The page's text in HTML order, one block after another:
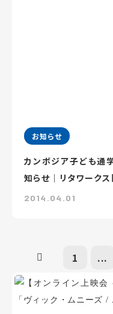
お知らせ
カンボジア子ども通
知らせ｜リタワークス
2014.04.01
1 ...